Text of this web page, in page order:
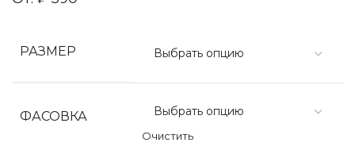
РАЗМЕР
ФАСОВКА
Очистить